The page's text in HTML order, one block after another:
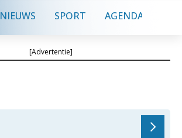
NIEUWS SPORT AGENDA
[Advertentie]